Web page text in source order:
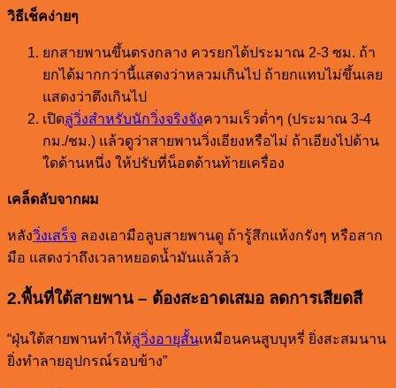
วิธีเช็คง่ายๆ
ยกสายพานขึ้นตรงกลาง ควรยกได้ประมาณ 2-3 ซม. ถ้า
ยกได้มากกว่านี้แสดงว่าหลวมเกินไป ถ้ายกแทบไม่ขึ้นเลย
แสดงว่าตึงเกินไป
เปิดลู่วิ่งสำหรับนักวิ่งจริงจังความเร็วต่ำๆ (ประมาณ 3-4
กม./ชม.) แล้วดูว่าสายพานวิ่งเอียงหรือไม่ ถ้าเอียงไปด้าน
ใดด้านหนึ่ง ให้ปรับที่น็อตด้านท้ายเครื่อง
เคล็ดลับจากผม
หลังวิ่งเสร็จ ลองเอามือลูบสายพานดู ถ้ารู้สึกแห้งกรังๆ หรือสาก
มือ แสดงว่าถึงเวลาหยอดน้ำมันแล้วล้ว
2.พื้นที่ใต้สายพาน – ต้องสะอาดเสมอ ลดการเสียดสี
“ฝุ่นใต้สายพานทำให้ลู่วิ่งอายุสั้นเหมือนคนสูบบุหรี่ ยิ่งสะสมนาน
ยิ่งทำลายอุปกรณ์รอบข้าง”